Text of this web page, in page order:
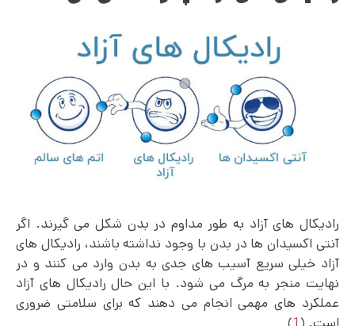
رادیکال های آزاد به طور مداوم در بدن شکل می‌ گیرند. اگر
آنتی اکسیدان ها در بدن با وجود نداشته باشند، رادیکال‌ های
آزاد خیلی سریع آسیب‌ های جدی به بدن وارد می کنند و در
نهایت منجر به مرگ می شود. با این حال رادیکال های آزاد
عملکرد های مهمی انجام می دهند که برای سلامتی ضروری